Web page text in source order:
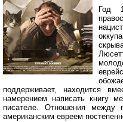
Год
поддерживает, находится
намерением написать книгу
писателе. Отношения между
американским евреем